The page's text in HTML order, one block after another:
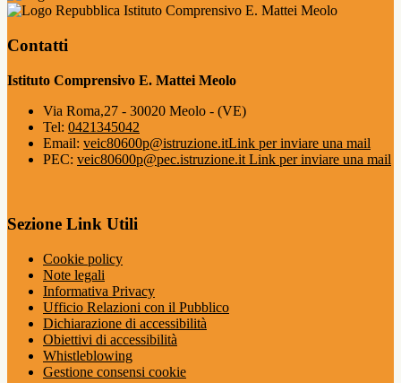
Istituto Comprensivo E. Mattei Meolo
Contatti
Istituto Comprensivo E. Mattei Meolo
Via Roma,27 - 30020 Meolo - (VE)
Tel: 0421345042
Email: veic80600p@istruzione.itLink per inviare una mail
PEC: veic80600p@pec.istruzione.it Link per inviare una mail
Sezione Link Utili
Cookie policy
Note legali
Informativa Privacy
Ufficio Relazioni con il Pubblico
Dichiarazione di accessibilità
Obiettivi di accessibilità
Whistleblowing
Gestione consensi cookie